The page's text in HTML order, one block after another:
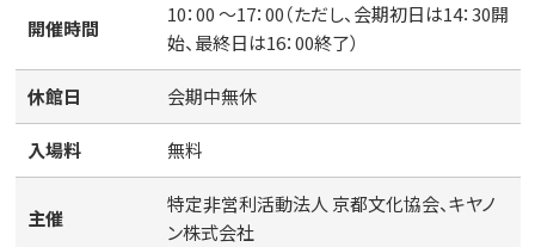
開催時間
10：00 ～17：00（ただし、会期初日は14：30開
始、最終日は16：00終了）
休館日 会期中無休
入場料 無料
主催
特定非営利活動法人 京都文化協会、キヤノ
ン株式会社